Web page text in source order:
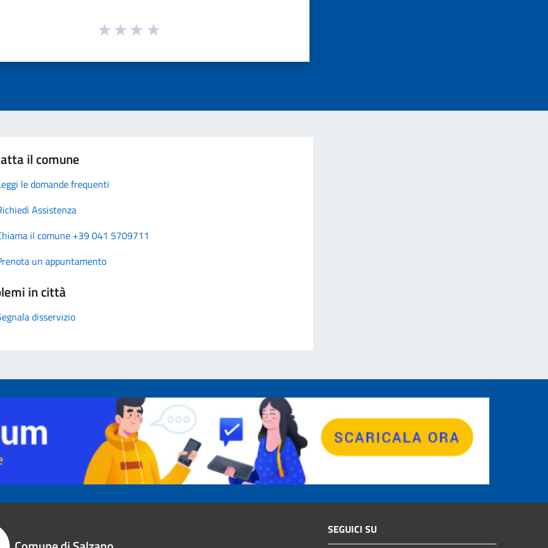
il comune
le domande frequenti
Assistenza
il comune +39 041 5709711
un appuntamento
in città
disservizio
SEGUICI SU